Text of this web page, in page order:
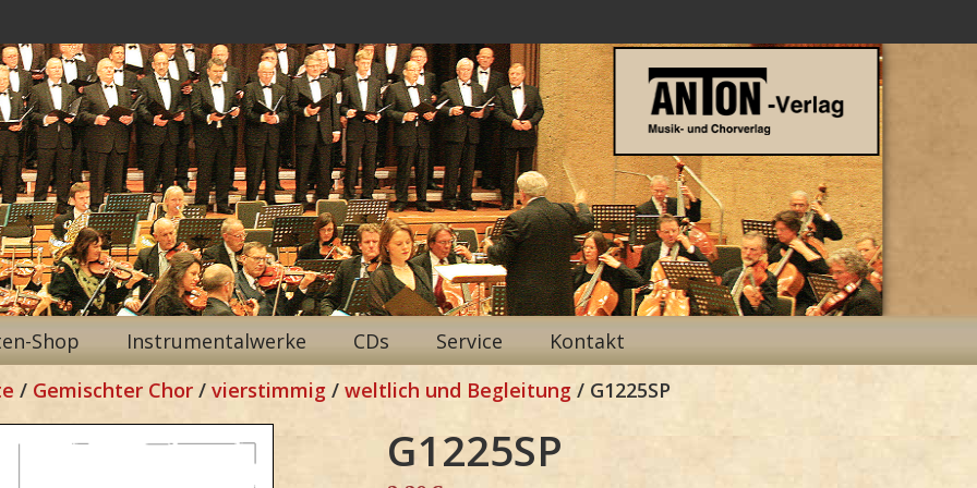
Shop Instrumentalwerke CDs Service Kontakt
/ Gemischter Chor / vierstimmig / weltlich und Begleitung / G1225SP
G1225SP